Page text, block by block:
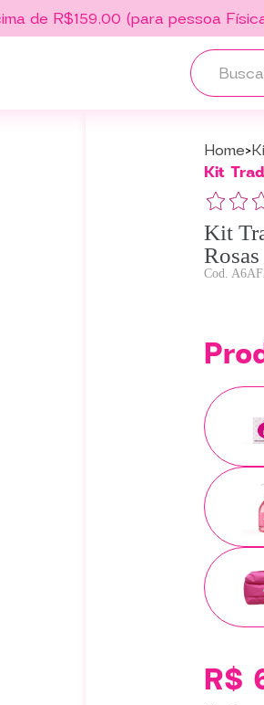
de R$159,00 (para pessoa
Home
Kit
Kit
Rosas
R$